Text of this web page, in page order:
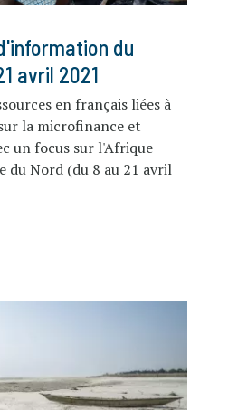
du
avril 2021
en français liées à
la microfinance et
un focus sur l'Afrique
du Nord (du 8 au 21 avril